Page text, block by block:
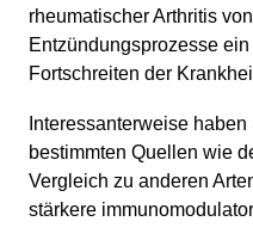
rheumatischer Arthritis
Entzündungsprozesse
Fortschreiten der
Interessanterweise
bestimmten Quellen wie
Vergleich zu anderen
stärkere